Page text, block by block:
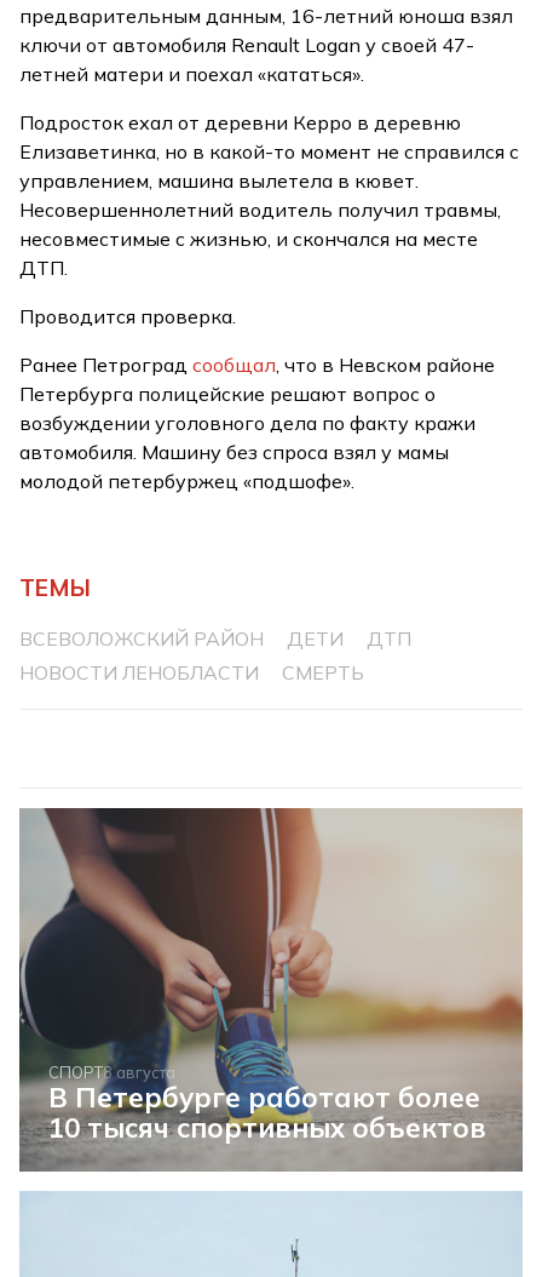
предварительным данным, 16-летний юноша взял
ключи от автомобиля Renault Logan у своей 47-
летней матери и поехал «кататься».
Подросток ехал от деревни Керро в деревню
Елизаветинка, но в какой-то момент не справился с
управлением, машина вылетела в кювет.
Несовершеннолетний водитель получил травмы,
несовместимые с жизнью, и скончался на месте
ДТП.
Проводится проверка.
Ранее Петроградсообщал , что в Невском районе
Петербурга полицейские решают вопрос о
возбуждении уголовного дела по факту кражи
автомобиля. Машину без спроса взял у мамы
молодой петербуржец «подшофе».
ТЕМЫ
ВСЕВОЛОЖСКИЙ РАЙОН ДЕТИ
ДТП
НОВОСТИ ЛЕНОБЛАСТИ
СМЕРТЬ
СПОРТ8 августа
В Петербурге работают более
10 тысяч спортивных объектов